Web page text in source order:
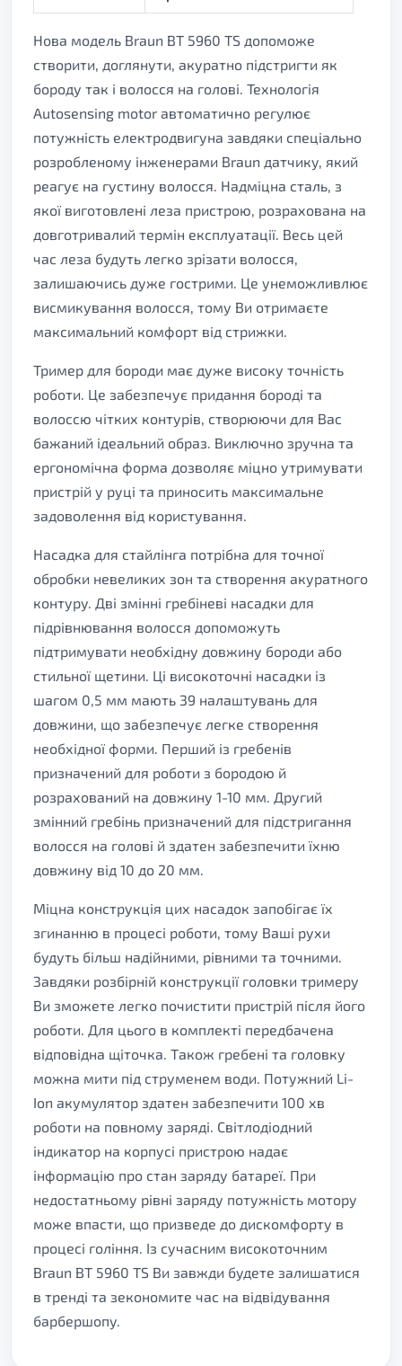
Нова модель Braun BT 5960 TS допоможе
створити, доглянути, акуратно підстригти як
бороду так і волосся на голові. Технологія
Autosensing motor автоматично регулює
потужність електродвигуна завдяки спеціально
розробленому інженерами Braun датчику, який
реагує на густину волосся. Надміцна сталь, з
якої виготовлені леза пристрою, розрахована на
довготривалий термін експлуатації. Весь цей
час леза будуть легко зрізати волосся,
залишаючись дуже гострими. Це унеможливлює
висмикування волосся, тому Ви отримаєте
максимальний комфорт від стрижки.
Тример для бороди має дуже високу точність
роботи. Це забезпечує придання бороді та
волоссю чітких контурів, створюючи для Вас
бажаний ідеальний образ. Виключно зручна та
ергономічна форма дозволяє міцно утримувати
пристрій у руці та приносить максимальне
задоволення від користування.
Насадка для стайлінга потрібна для точної
обробки невеликих зон та створення акуратного
контуру. Дві змінні гребіневі насадки для
підрівнювання волосся допоможуть
підтримувати необхідну довжину бороди або
стильної щетини. Ці високоточні насадки із
шагом 0,5 мм мають 39 налаштувань для
довжини, що забезпечує легке створення
необхідної форми. Перший із гребенів
призначений для роботи з бородою й
розрахований на довжину 1-10 мм. Другий
змінний гребінь призначений для підстригання
волосся на голові й здатен забезпечити їхню
довжину від 10 до 20 мм.
Міцна конструкція цих насадок запобігає їх
згинанню в процесі роботи, тому Ваші рухи
будуть більш надійними, рівними та точними.
Завдяки розбірній конструкції головки тримеру
Ви зможете легко почистити пристрій після його
роботи. Для цього в комплекті передбачена
відповідна щіточка. Також гребені та головку
можна мити під струменем води. Потужний Li-
Ion акумулятор здатен забезпечити 100 хв
роботи на повному заряді. Світлодіодний
індикатор на корпусі пристрою надає
інформацію про стан заряду батареї. При
недостатньому рівні заряду потужність мотору
може впасти, що призведе до дискомфорту в
процесі гоління. Із сучасним високоточним
Braun BT 5960 TS Ви завжди будете залишатися
в тренді та зекономите час на відвідування
барбершопу.